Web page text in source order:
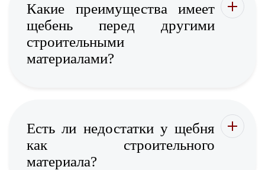
Какие преимущества имеет
щебень перед другими
строительными
материалами?
Есть ли недостатки у щебня
как строительного
материала?